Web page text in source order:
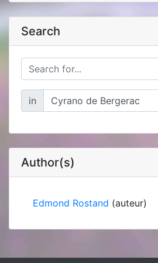
Search
in
Author(s)
Edmond Rostand (auteur)